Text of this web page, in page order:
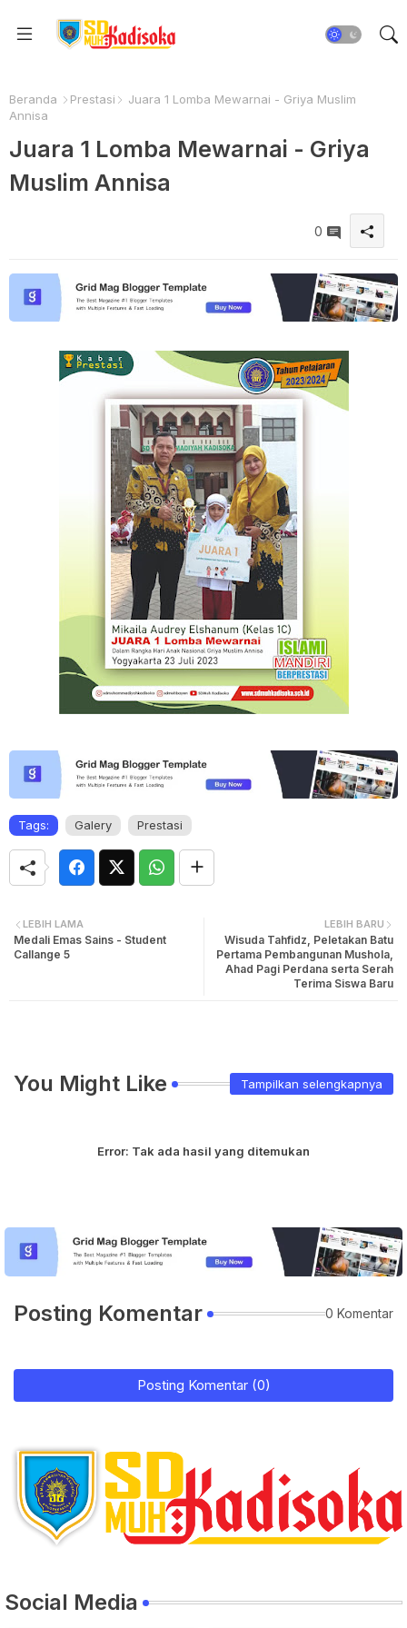
Beranda Prestasi
Juara 1 Lomba Mewarnai - Griya Muslim
Annisa
Juara 1 Lomba Mewarnai - Griya
Muslim Annisa
0
Tags: Galery Prestasi
LEBIH BARU
Wisuda Tahfidz, Peletakan Batu
Pertama Pembangunan Mushola,
Ahad Pagi Perdana serta Serah
Terima Siswa Baru
LEBIH LAMA
Medali Emas Sains - Student
Callange 5
You Might Like Tampilkan selengkapnya
Error: Tak ada hasil yang ditemukan
Posting Komentar 0 Komentar
Posting Komentar (0)
Social Media